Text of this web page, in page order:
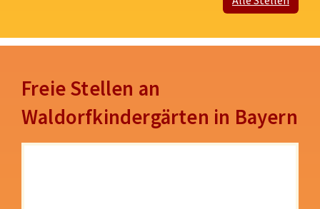
Freie Stellen an
Waldorfkindergärten in Bayern